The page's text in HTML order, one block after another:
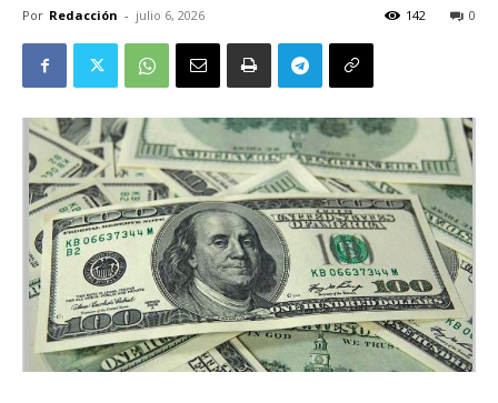
Por Redacción - julio 6, 2026 0
142